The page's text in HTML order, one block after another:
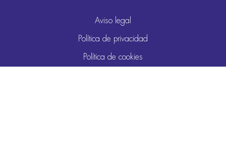
Aviso legal
Política de privacidad
Política de cookies